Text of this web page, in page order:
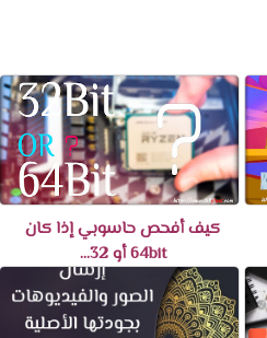
كيف أفحص حاسوبي إذا كان
64bit أو 32...